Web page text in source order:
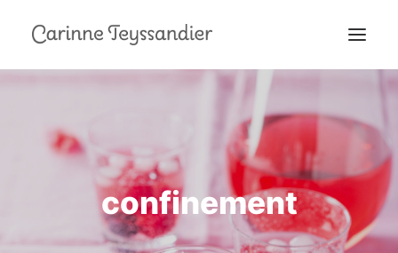
À LA TÉLÉ
PRESTATIONS
MES RECETTES
EN COULISSES
confinement